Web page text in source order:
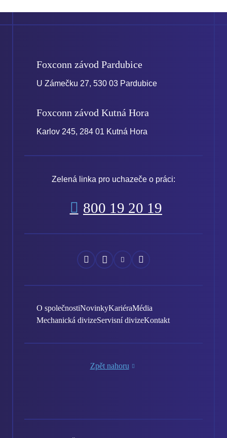
Foxconn závod Pardubice
U Zámečku 27, 530 03 Pardubice
Foxconn závod Kutná Hora
Karlov 245, 284 01 Kutná Hora
Zelená linka pro uchazeče o práci:
800 19 20 19
Náš
Facebook
Náš
Instagram
Náš
YouTube
Náš
LinkedIn
O společnostiNovinkyKariéraMédia
Mechanická divizeServisní divizeKontakt
Zpět nahoru